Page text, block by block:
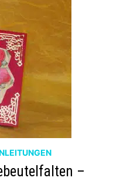
–